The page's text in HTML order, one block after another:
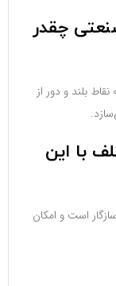
چقدر
به نقاط بلند و دور از
با این
است و امکان